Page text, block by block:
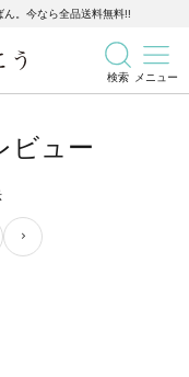
。今なら全品送料無料!!
検索 メニュー
記事を検索
ビュー